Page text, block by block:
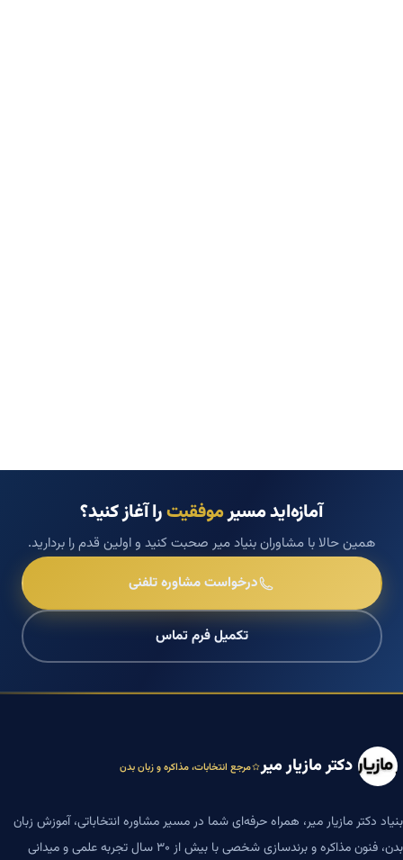
آمازه‌اید مسیرموفقیترا آغاز کنید؟
همین حالا با مشاوران بنیاد میر صحبت کنید و اولین قدم را بردارید.
درخواست مشاوره تلفنی
تکمیل فرم تماس
دکتر مازیار میر مرجع انتخابات، مذاکره و زبان بدن
بنیاد دکتر مازیار میر، همراه حرفه‌ای شما در مسیر مشاوره انتخاباتی، آموزش زبان
بدن، فنون مذاکره و برندسازی شخصی با بیش از ۳۰ سال تجربه علمی و میدانی